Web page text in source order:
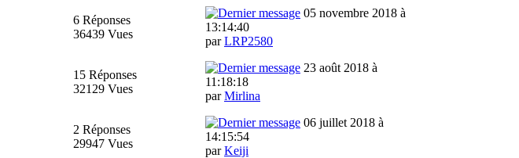
6 Réponses
36439 Vues
05 novembre 2018 à
13:14:40
parLRP2580
15 Réponses
32129 Vues
23 août 2018 à
11:18:18
parMirlina
2 Réponses
29947 Vues
06 juillet 2018 à
14:15:54
parKeiji